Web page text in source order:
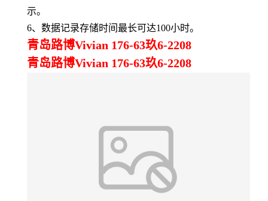
示。
6、 数据记录存储时间最长可达100小时。
青岛路博Vivian 176-63玖6-2208
青岛路博Vivian 176-63玖6-2208